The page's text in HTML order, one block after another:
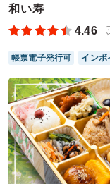
も嬉しいです。お
ンナップが豊富な
あればまた注文し
ご利用シーン： 会議
神奈川県相模原市南
蘭麻の口コミをもっ
和い寿
4.46
帳票電子発行可 インボ